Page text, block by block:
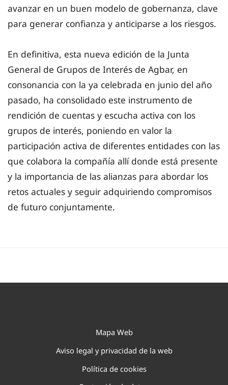
avanzar en un buen modelo de gobernanza, clave
para generar confianza y anticiparse a los riesgos.
En definitiva, esta nueva edición de la Junta
General de Grupos de Interés de Agbar, en
consonancia con la ya celebrada en junio del año
pasado, ha consolidado este instrumento de
rendición de cuentas y escucha activa con los
grupos de interés, poniendo en valor la
participación activa de diferentes entidades con las
que colabora la compañía allí donde está presente
y la importancia de las alianzas para abordar los
retos actuales y seguir adquiriendo compromisos
de futuro conjuntamente.
Mapa Web
Aviso legal y privacidad de la web
Política de cookies